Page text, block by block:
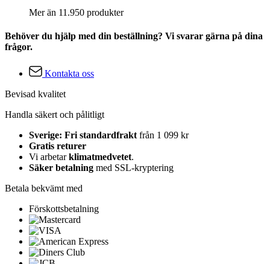
Mer än 11.950 produkter
Behöver du hjälp med din beställning? Vi svarar gärna på dina
frågor.
Kontakta oss
Bevisad kvalitet
Handla säkert och pålitligt
Sverige: Fri standardfrakt från 1 099 kr
Gratis returer
Vi arbetarklimatmedvetet.
Säker betalning med SSL-kryptering
Betala bekvämt med
Förskottsbetalning